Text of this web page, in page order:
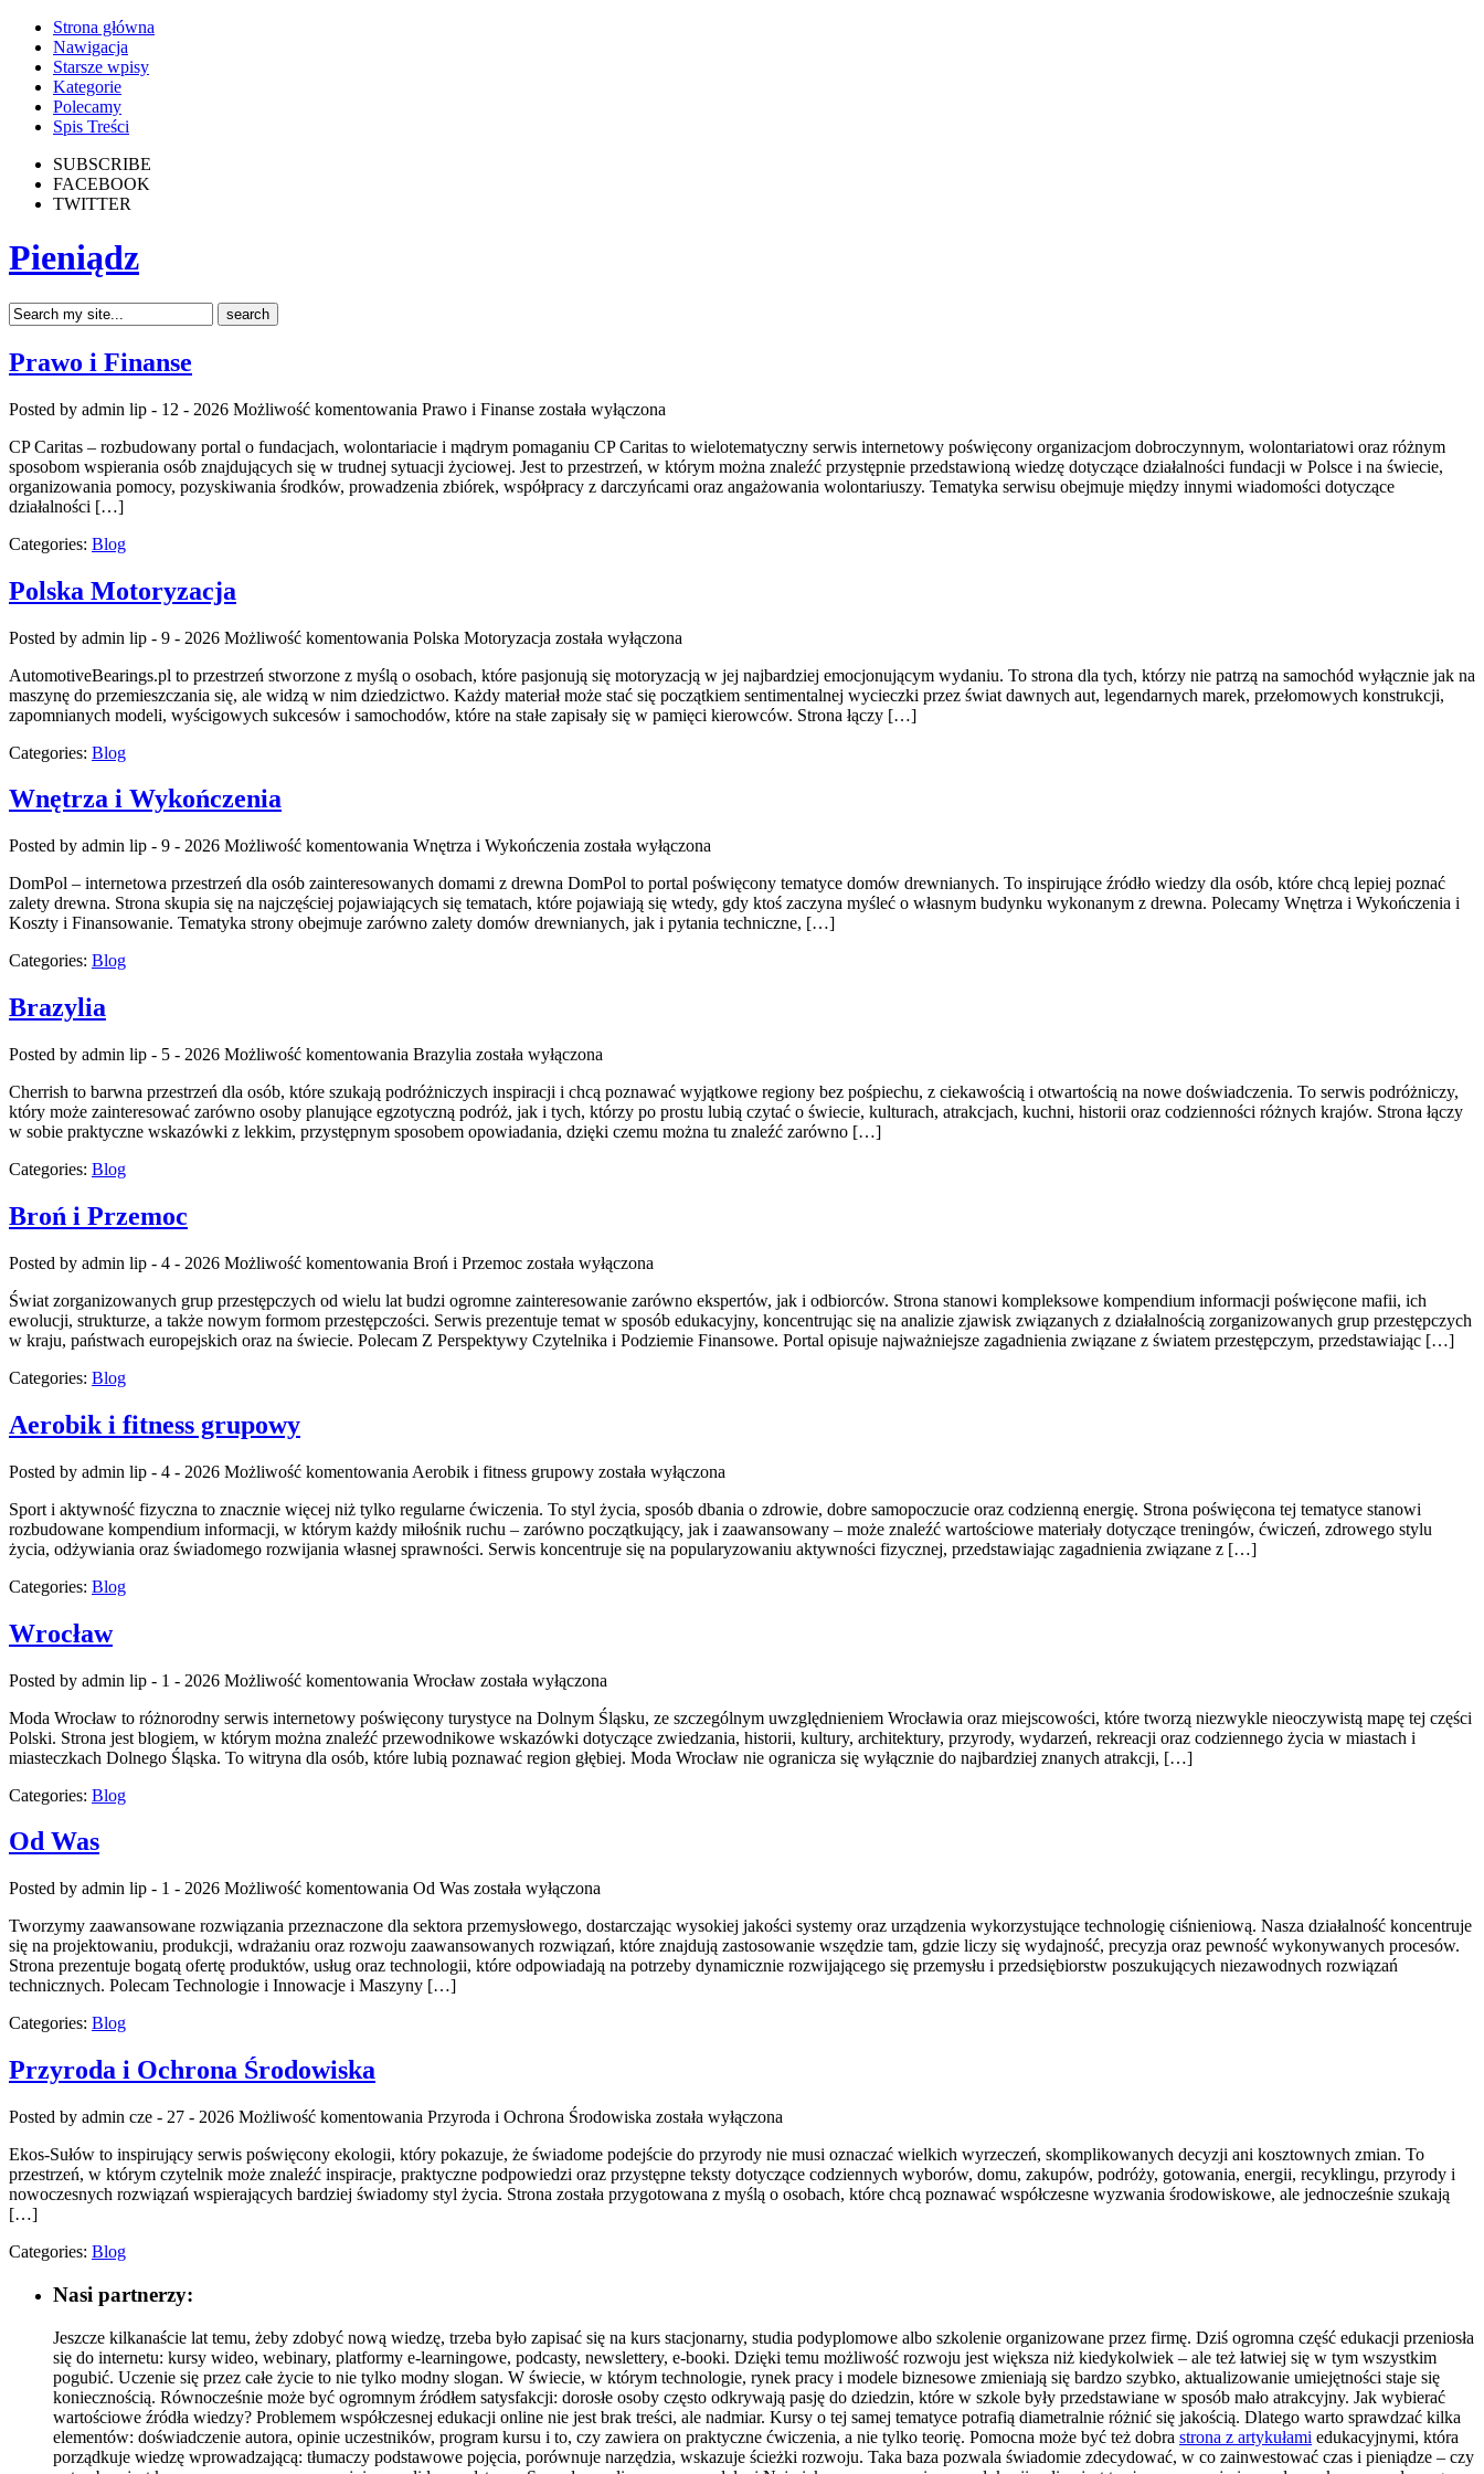
Strona główna
Nawigacja
Starsze wpisy
Kategorie
Polecamy
Spis Treści
SUBSCRIBE
FACEBOOK
TWITTER
Pieniądz
Prawo i Finanse
Posted by admin lip - 12 - 2026 Możliwość komentowania Prawo i Finanse została wyłączona
CP Caritas – rozbudowany portal o fundacjach, wolontariacie i mądrym pomaganiu CP Caritas to wielotematyczny serwis internetowy poświęcony organizacjom dobroczynnym, wolontariatowi oraz różnym
sposobom wspierania osób znajdujących się w trudnej sytuacji życiowej. Jest to przestrzeń, w którym można znaleźć przystępnie przedstawioną wiedzę dotyczące działalności fundacji w Polsce i na świecie,
organizowania pomocy, pozyskiwania środków, prowadzenia zbiórek, współpracy z darczyńcami oraz angażowania wolontariuszy. Tematyka serwisu obejmuje między innymi wiadomości dotyczące
działalności […]
Categories: Blog
Polska Motoryzacja
Posted by admin lip - 9 - 2026 Możliwość komentowania Polska Motoryzacja została wyłączona
AutomotiveBearings.pl to przestrzeń stworzone z myślą o osobach, które pasjonują się motoryzacją w jej najbardziej emocjonującym wydaniu. To strona dla tych, którzy nie patrzą na samochód wyłącznie jak na
maszynę do przemieszczania się, ale widzą w nim dziedzictwo. Każdy materiał może stać się początkiem sentimentalnej wycieczki przez świat dawnych aut, legendarnych marek, przełomowych konstrukcji,
zapomnianych modeli, wyścigowych sukcesów i samochodów, które na stałe zapisały się w pamięci kierowców. Strona łączy […]
Categories: Blog
Wnętrza i Wykończenia
Posted by admin lip - 9 - 2026 Możliwość komentowania Wnętrza i Wykończenia została wyłączona
DomPol – internetowa przestrzeń dla osób zainteresowanych domami z drewna DomPol to portal poświęcony tematyce domów drewnianych. To inspirujące źródło wiedzy dla osób, które chcą lepiej poznać
zalety drewna. Strona skupia się na najczęściej pojawiających się tematach, które pojawiają się wtedy, gdy ktoś zaczyna myśleć o własnym budynku wykonanym z drewna. Polecamy Wnętrza i Wykończenia i
Koszty i Finansowanie. Tematyka strony obejmuje zarówno zalety domów drewnianych, jak i pytania techniczne, […]
Categories: Blog
Brazylia
Posted by admin lip - 5 - 2026 Możliwość komentowania Brazylia została wyłączona
Cherrish to barwna przestrzeń dla osób, które szukają podróżniczych inspiracji i chcą poznawać wyjątkowe regiony bez pośpiechu, z ciekawością i otwartością na nowe doświadczenia. To serwis podróżniczy,
który może zainteresować zarówno osoby planujące egzotyczną podróż, jak i tych, którzy po prostu lubią czytać o świecie, kulturach, atrakcjach, kuchni, historii oraz codzienności różnych krajów. Strona łączy
w sobie praktyczne wskazówki z lekkim, przystępnym sposobem opowiadania, dzięki czemu można tu znaleźć zarówno […]
Categories: Blog
Broń i Przemoc
Posted by admin lip - 4 - 2026 Możliwość komentowania Broń i Przemoc została wyłączona
Świat zorganizowanych grup przestępczych od wielu lat budzi ogromne zainteresowanie zarówno ekspertów, jak i odbiorców. Strona stanowi kompleksowe kompendium informacji poświęcone mafii, ich
ewolucji, strukturze, a także nowym formom przestępczości. Serwis prezentuje temat w sposób edukacyjny, koncentrując się na analizie zjawisk związanych z działalnością zorganizowanych grup przestępczych
w kraju, państwach europejskich oraz na świecie. Polecam Z Perspektywy Czytelnika i Podziemie Finansowe. Portal opisuje najważniejsze zagadnienia związane z światem przestępczym, przedstawiając […]
Categories: Blog
Aerobik i fitness grupowy
Posted by admin lip - 4 - 2026 Możliwość komentowania Aerobik i fitness grupowy została wyłączona
Sport i aktywność fizyczna to znacznie więcej niż tylko regularne ćwiczenia. To styl życia, sposób dbania o zdrowie, dobre samopoczucie oraz codzienną energię. Strona poświęcona tej tematyce stanowi
rozbudowane kompendium informacji, w którym każdy miłośnik ruchu – zarówno początkujący, jak i zaawansowany – może znaleźć wartościowe materiały dotyczące treningów, ćwiczeń, zdrowego stylu
życia, odżywiania oraz świadomego rozwijania własnej sprawności. Serwis koncentruje się na popularyzowaniu aktywności fizycznej, przedstawiając zagadnienia związane z […]
Categories: Blog
Wrocław
Posted by admin lip - 1 - 2026 Możliwość komentowania Wrocław została wyłączona
Moda Wrocław to różnorodny serwis internetowy poświęcony turystyce na Dolnym Śląsku, ze szczególnym uwzględnieniem Wrocławia oraz miejscowości, które tworzą niezwykle nieoczywistą mapę tej części
Polski. Strona jest blogiem, w którym można znaleźć przewodnikowe wskazówki dotyczące zwiedzania, historii, kultury, architektury, przyrody, wydarzeń, rekreacji oraz codziennego życia w miastach i
miasteczkach Dolnego Śląska. To witryna dla osób, które lubią poznawać region głębiej. Moda Wrocław nie ogranicza się wyłącznie do najbardziej znanych atrakcji, […]
Categories: Blog
Od Was
Posted by admin lip - 1 - 2026 Możliwość komentowania Od Was została wyłączona
Tworzymy zaawansowane rozwiązania przeznaczone dla sektora przemysłowego, dostarczając wysokiej jakości systemy oraz urządzenia wykorzystujące technologię ciśnieniową. Nasza działalność koncentruje
się na projektowaniu, produkcji, wdrażaniu oraz rozwoju zaawansowanych rozwiązań, które znajdują zastosowanie wszędzie tam, gdzie liczy się wydajność, precyzja oraz pewność wykonywanych procesów.
Strona prezentuje bogatą ofertę produktów, usług oraz technologii, które odpowiadają na potrzeby dynamicznie rozwijającego się przemysłu i przedsiębiorstw poszukujących niezawodnych rozwiązań
technicznych. Polecam Technologie i Innowacje i Maszyny […]
Categories: Blog
Przyroda i Ochrona Środowiska
Posted by admin cze - 27 - 2026 Możliwość komentowania Przyroda i Ochrona Środowiska została wyłączona
Ekos-Sułów to inspirujący serwis poświęcony ekologii, który pokazuje, że świadome podejście do przyrody nie musi oznaczać wielkich wyrzeczeń, skomplikowanych decyzji ani kosztownych zmian. To
przestrzeń, w którym czytelnik może znaleźć inspiracje, praktyczne podpowiedzi oraz przystępne teksty dotyczące codziennych wyborów, domu, zakupów, podróży, gotowania, energii, recyklingu, przyrody i
nowoczesnych rozwiązań wspierających bardziej świadomy styl życia. Strona została przygotowana z myślą o osobach, które chcą poznawać współczesne wyzwania środowiskowe, ale jednocześnie szukają
[…]
Categories: Blog
Nasi partnerzy:
Jeszcze kilkanaście lat temu, żeby zdobyć nową wiedzę, trzeba było zapisać się na kurs stacjonarny, studia podyplomowe albo szkolenie organizowane przez firmę. Dziś ogromna część edukacji przeniosła
się do internetu: kursy wideo, webinary, platformy e-learningowe, podcasty, newslettery, e-booki. Dzięki temu możliwość rozwoju jest większa niż kiedykolwiek – ale też łatwiej się w tym wszystkim
pogubić. Uczenie się przez całe życie to nie tylko modny slogan. W świecie, w którym technologie, rynek pracy i modele biznesowe zmieniają się bardzo szybko, aktualizowanie umiejętności staje się
koniecznością. Równocześnie może być ogromnym źródłem satysfakcji: dorosłe osoby często odkrywają pasję do dziedzin, które w szkole były przedstawiane w sposób mało atrakcyjny. Jak wybierać
wartościowe źródła wiedzy? Problemem współczesnej edukacji online nie jest brak treści, ale nadmiar. Kursy o tej samej tematyce potrafią diametralnie różnić się jakością. Dlatego warto sprawdzać kilka
elementów: doświadczenie autora, opinie uczestników, program kursu i to, czy zawiera on praktyczne ćwiczenia, a nie tylko teorię. Pomocna może być też dobra strona z artykułami edukacyjnymi, która
porządkuje wiedzę wprowadzającą: tłumaczy podstawowe pojęcia, porównuje narzędzia, wskazuje ścieżki rozwoju. Taka baza pozwala świadomie zdecydować, w co zainwestować czas i pieniądze – czy